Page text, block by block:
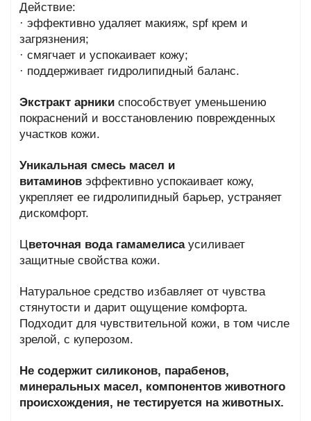
Действие:
· эффективно удаляет макияж, spf крем и
загрязнения;
· смягчает и успокаивает кожу;
· поддерживает гидролипидный баланс.
Экстракт арники способствует уменьшению
покраснений и восстановлению поврежденных
участков кожи.
Уникальная смесь масел и
витаминов эффективно успокаивает кожу,
укрепляет ее гидролипидный барьер, устраняет
дискомфорт.
Цветочная вода гамамелисаусиливает
защитные свойства кожи.
Натуральное средство избавляет от чувства
стянутости и дарит ощущение комфорта.
Подходит для чувствительной кожи, в том числе
зрелой, с куперозом.
Не содержит силиконов, парабенов,
минеральных масел, компонентов животного
происхождения, не тестируется на животных.